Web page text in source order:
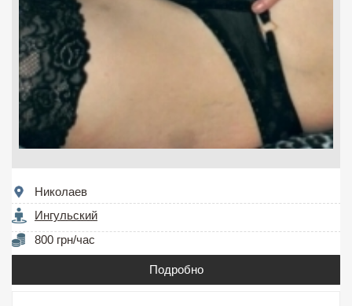
Николаев
Ингульский
800 грн/час
Подробно